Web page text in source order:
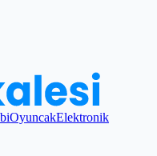
OyuncakElektronik